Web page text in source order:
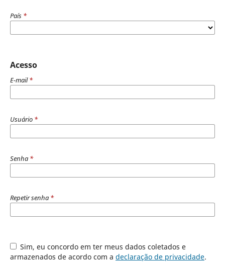
País *
Acesso
E-mail*
Usuário *
Senha *
Repetir senha *
Sim, eu concordo em ter meus dados coletados e
armazenados de acordo com a declaração de privacidade.